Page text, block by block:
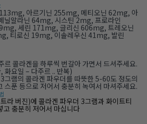
아르기닌 255mg, 메티오닌 62mg, 아
닐알라닌 64mg, 시스틴 2mg, 프로라인
세린 171mg, 글리신 606mg, 트레오닌
티로신 19mg, 이솔레우신 41mg, 발린
르 콜라겐을 하루씩 번갈아 가면서 드셔주세요.
화요일 – 다주르 .. 반복)
그램의 콜라겐 파우더를 따뜻한 5-60도 정도의
푼 등으로 저어서 충분히 녹여서 마셔주세요.
라 버진)에 콜라겐 파우더 3그램과 화이트티
고 충분히 저어서 마십니다